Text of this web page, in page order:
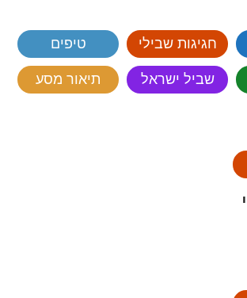
חגיגות שבילי טיפים
שביל ישראל תיאור מסע